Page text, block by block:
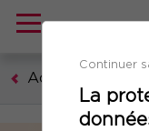
Continuer
La
Accueil